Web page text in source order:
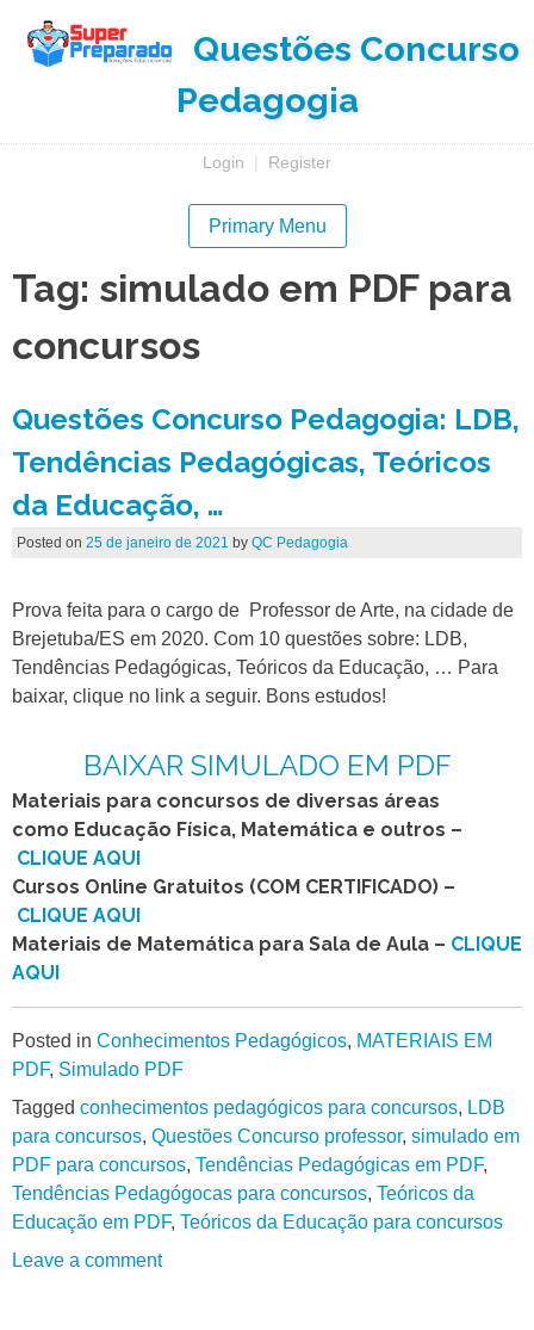
Skip
Questões Concurso
Pedagogia
Login | Register
Primary Menu
Tag: simulado em PDF para
concursos
Questões Concurso Pedagogia: LDB,
Tendências Pedagógicas, Teóricos
da Educação, …
Posted on 25 de janeiro de 2021 by QC Pedagogia
Prova feita para o cargo de Professor de Arte, na cidade de
Brejetuba/ES em 2020. Com 10 questões sobre: LDB,
Tendências Pedagógicas, Teóricos da Educação, … Para
baixar, clique no link a seguir. Bons estudos!
BAIXAR SIMULADO EM PDF
Materiais para concursos de diversas áreas
como Educação Física, Matemática e outros –
CLIQUE AQUI
Cursos Online Gratuitos (COM CERTIFICADO) –
CLIQUE AQUI
Materiais de Matemática para Sala de Aula – CLIQUE
AQUI
Posted in Conhecimentos Pedagógicos, MATERIAIS EM
PDF, Simulado PDF
Tagged conhecimentos pedagógicos para concursos, LDB
para concursos, Questões Concurso professor, simulado em
PDF para concursos, Tendências Pedagógicas em PDF,
Tendências Pedagógocas para concursos, Teóricos da
Educação em PDF, Teóricos da Educação para concursos
Leave a comment